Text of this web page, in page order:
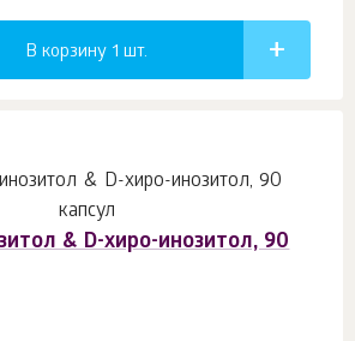
В корзину 1 шт.
& D-хиро-инозитол, 90